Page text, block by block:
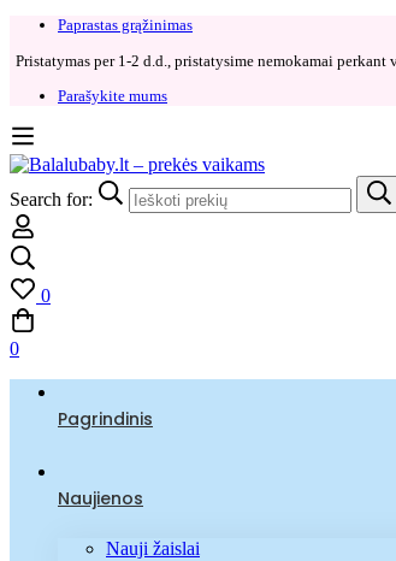
Paprastas grąžinimas​
Pristatymas per 1-2 d.d., pristatysime nemokamai perkant
Parašykite mums
Search for:
0
0
Pagrindinis
Naujienos
Nauji žaislai